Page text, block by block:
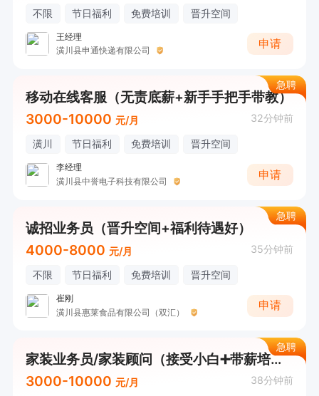
不限 节日福利 免费培训 晋升空间
王经理
潢川县申通快递有限公司
申请
急聘
移动在线客服（无责底薪+新手手把手带教）
3000-10000 元/月 32分钟前
潢川 节日福利 免费培训 晋升空间
李经理
潢川县中誉电子科技有限公司
申请
急聘
诚招业务员（晋升空间+福利待遇好）
4000-8000 元/月 35分钟前
不限 节日福利 免费培训 晋升空间
崔刚
潢川县惠莱食品有限公司（双汇）
申请
急聘
家装业务员/家装顾问（接受小白➕带薪培训）
3000-10000 元/月 38分钟前